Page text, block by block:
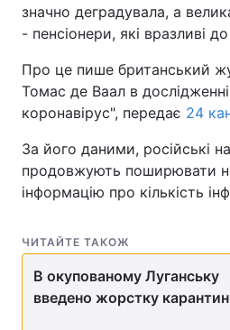
значно деградувала, а
- пенсіонери, які вразливі
Про це пише британський
Томас де Ваал в
коронавірус", передає 24
За його даними, російські
продовжують поширювати
інформацію про кількість
ЧИТАЙТЕ ТАКОЖ
В окупованому Луганську
введено жорстку карантин